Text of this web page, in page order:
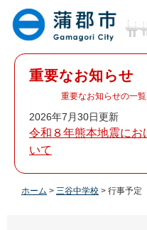
重要なお知らせ
2026年7月30日更新
令和８年熊本地震にお
いて
重要なお知らせの一覧
ホーム > 三谷中学校 > 行事予定